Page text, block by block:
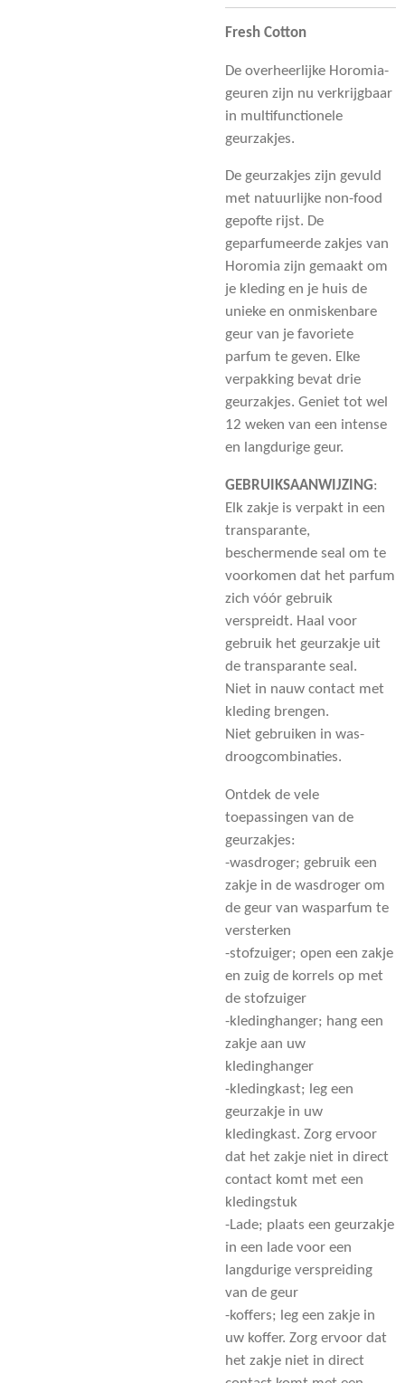
Fresh Cotton
De overheerlijke Horomia-
geuren zijn nu verkrijgbaar
in multifunctionele
geurzakjes.
De geurzakjes zijn gevuld
met natuurlijke non-food
gepofte rijst. De
geparfumeerde zakjes van
Horomia zijn gemaakt om
je kleding en je huis de
unieke en onmiskenbare
geur van je favoriete
parfum te geven. Elke
verpakking bevat drie
geurzakjes. Geniet tot wel
12 weken van een intense
en langdurige geur.
GEBRUIKSAANWIJZING:
Elk zakje is verpakt in een
transparante,
beschermende seal om te
voorkomen dat het parfum
zich vóór gebruik
verspreidt. Haal voor
gebruik het geurzakje uit
de transparante seal.
Niet in nauw contact met
kleding brengen.
Niet gebruiken in was-
droogcombinaties.
Ontdek de vele
toepassingen van de
geurzakjes:
-wasdroger; gebruik een
zakje in de wasdroger om
de geur van wasparfum te
versterken
-stofzuiger; open een zakje
en zuig de korrels op met
de stofzuiger
-kledinghanger; hang een
zakje aan uw
kledinghanger
-kledingkast; leg een
geurzakje in uw
kledingkast. Zorg ervoor
dat het zakje niet in direct
contact komt met een
kledingstuk
-Lade; plaats een geurzakje
in een lade voor een
langdurige verspreiding
van de geur
-koffers; leg een zakje in
uw koffer. Zorg ervoor dat
het zakje niet in direct